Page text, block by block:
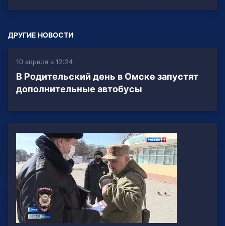
ДРУГИЕ НОВОСТИ
10 апреля в 12:24
В Родительский день в Омске запустят
дополнительные автобусы